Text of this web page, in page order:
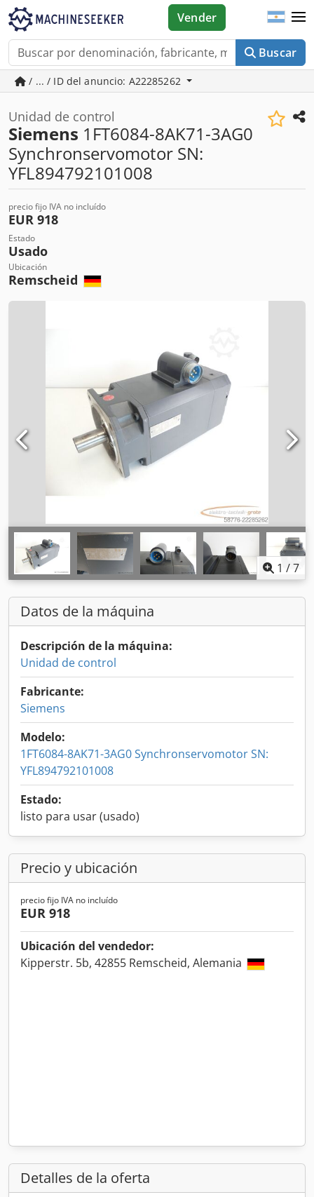
Buscar
Vender
/ ... / ID del anuncio: A22285262
Unidad de control
Siemens 1FT6084-8AK71-3AG0
Synchronservomotor SN:
YFL894792101008
precio fijo IVA no incluído
EUR 918
Estado
Usado
Ubicación
Remscheid
1 /7
Datos de la máquina
Descripción de la máquina:
Unidad de control
Fabricante:
Siemens
Modelo:
1FT6084-8AK71-3AG0 Synchronservomotor SN:
YFL894792101008
Estado:
listo para usar (usado)
Precio y ubicación
precio fijo IVA no incluído
EUR 918
Ubicación del vendedor:
Kipperstr. 5b, 42855 Remscheid, Alemania
Detalles de la oferta